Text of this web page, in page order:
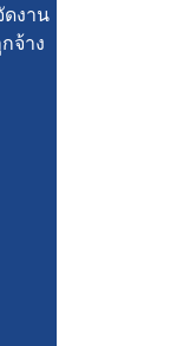
งาน
จ้าง